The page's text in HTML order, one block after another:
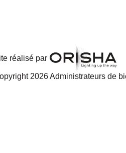
réalisé par
2026 Administrateurs de